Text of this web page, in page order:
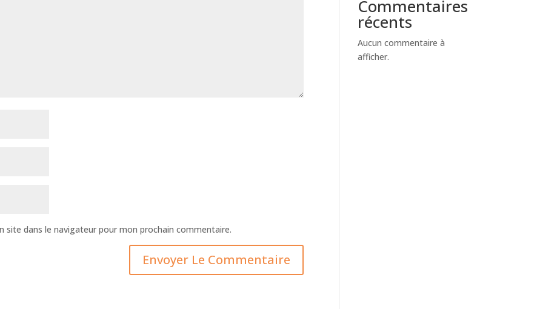
dans le navigateur pour mon prochain commentaire.
Commentaires
récents
Aucun commentaire à
afficher.